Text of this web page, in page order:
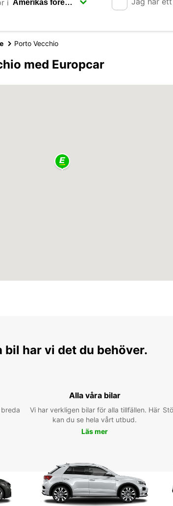
i
Porto Vecchio
med Europcar
bil har vi det du behöver.
Alla våra bilar
Vi har verkligen bilar för alla tillfällen. Här
kan du se hela vårt utbud.
Läs mer